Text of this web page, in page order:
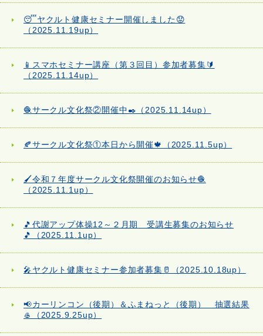
😴ヤクルト健康セミナー開催しました😟
（2025.11.19up）
📱スマホセミナー講座（第３回目）参加者募集🔰
（2025.11.14up）
🧶サークル文化祭②開催中✒️（2025.11.14up）
🍂サークル文化祭①本日から開催🍁（2025.11.5up）
🖌️令和７年度サークル文化祭開催のお知らせ🧶
（2025.11.1up）
🎵代謝アップ体操12～２月期 受講生募集のお知らせ
🎵（2025.11.1up）
🎤ヤクルト健康セミナー参加者募集🥛（2025.10.18up）
📢カーリンコン（後期）＆ふまねっと（後期） 抽選結果
🥌（2025.9.25up）